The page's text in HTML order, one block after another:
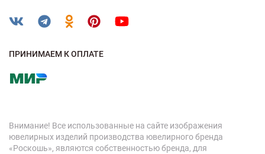
ПРИНИМАЕМ К ОПЛАТЕ
Внимание! Все использованные на сайте изображения
ювелирных изделий производства ювелирного бренда
«Роскошь», являются собственностью бренда, для